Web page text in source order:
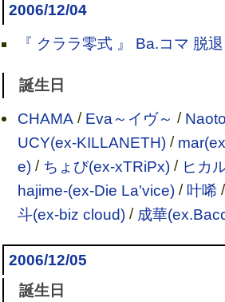
2006/12/04
『 クララ零式 』 Ba.コマ 脱退
誕生日
CHAMA / Eva～イヴ～ /
UCY(ex-KILLANETH)/
e)/ ちょび(ex-xTRiPx)/ ヒカ
hajime-(ex-Die La'vice)/叶唏/
斗(ex-biz cloud)/ 成華
2006/12/05
誕生日